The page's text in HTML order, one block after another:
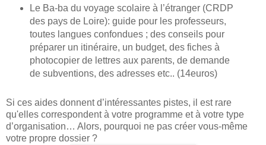
Le Ba-ba du voyage scolaire à l’étranger (CRDP
des pays de Loire): guide pour les professeurs,
toutes langues confondues ; des conseils pour
préparer un itinéraire, un budget, des fiches à
photocopier de lettres aux parents, de demande
de subventions, des adresses etc.. (14euros)
Si ces aides donnent d’intéressantes pistes, il est rare
qu'elles correspondent à votre programme et à votre type
d’organisation… Alors, pourquoi ne pas créer vous-même
votre propre dossier ?